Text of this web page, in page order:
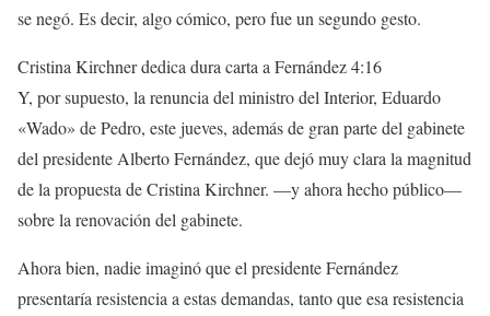
se negó. Es decir, algo cómico, pero fue un segundo gesto.
Cristina Kirchner dedica dura carta a Fernández4:16
Y, por supuesto, la renuncia del ministro del Interior, Eduardo
«Wado» de Pedro, este jueves, además de gran parte del gabinete
del presidente Alberto Fernández, que dejó muy clara la magnitud
de la propuesta de Cristina Kirchner. —y ahora hecho público—
sobre la renovación del gabinete.
Ahora bien, nadie imaginó que el presidente Fernández
presentaría resistencia a estas demandas, tanto que esa resistencia